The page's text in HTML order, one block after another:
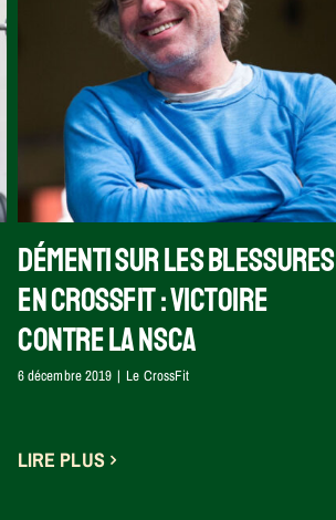
Démenti sur les blessures
en CrossFit : victoire
contre la NSCA
6 décembre 2019 | Le CrossFit
LIRE PLUS
Entretien avec Karen et
Hugues
La salle de sport Le CrossFit Les membres